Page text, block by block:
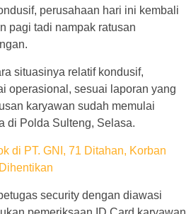
perusahaan hari ini kembali
pagi tadi nampak ratusan
situasinya relatif kondusif,
operasional, sesuai laporan yang
karyawan sudah memulai
di Polda Sulteng, Selasa.
di PT. GNI, 71 Ditahan, Korban
security dengan diawasi